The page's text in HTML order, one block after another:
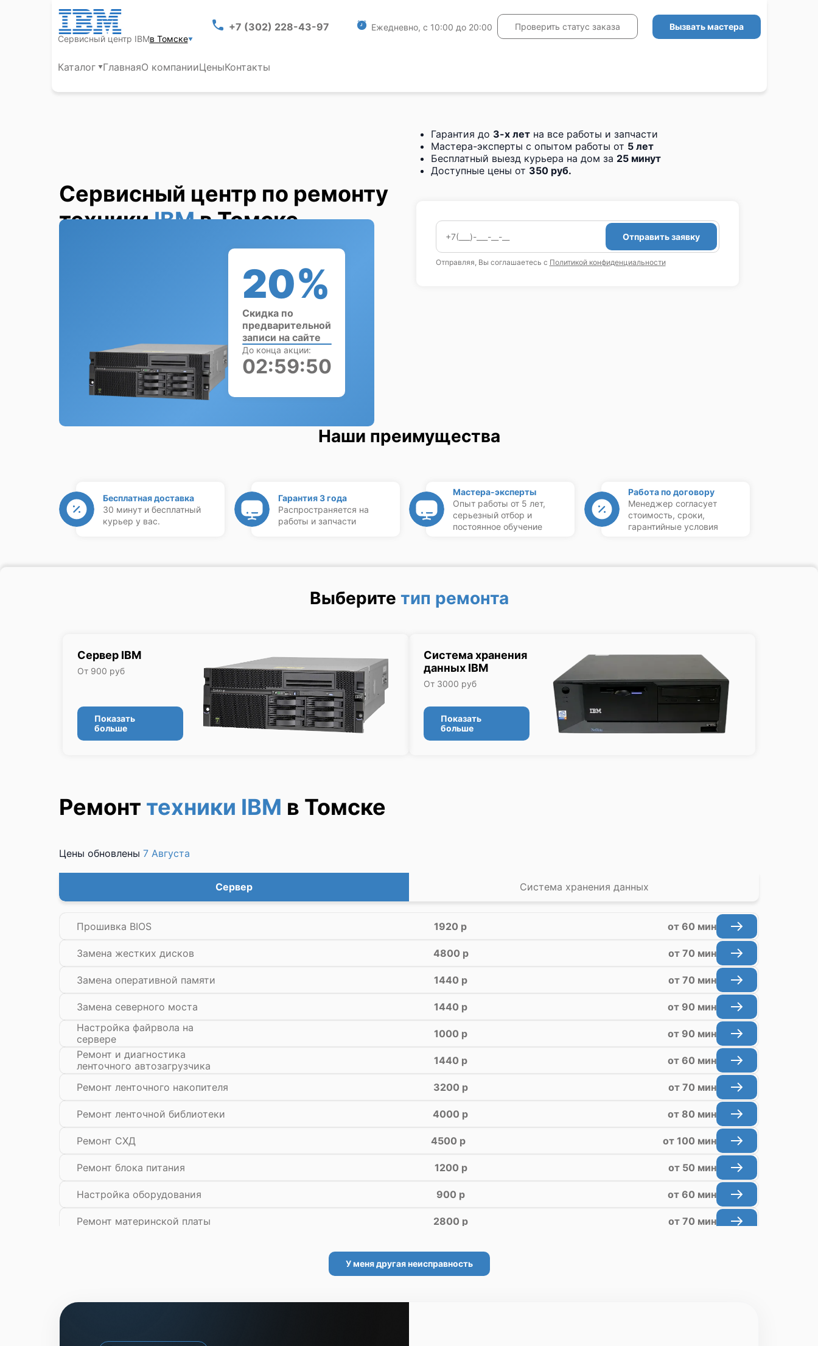
Сервисный центр IBMв Томске
+7 (302) 228-43-97 Ежедневно, с 10:00 до 20:00 Проверить статус заказа Вызвать мастера
Каталог ГлавнаяО компанииЦеныКонтакты
Сервисный центр по ремонту
техникиIBMв Томске
Гарантия до 3-х летна все работы и запчасти
Мастера-эксперты с опытом работы от 5 лет
Бесплатный выезд курьера на дом за 25 минут
Доступные цены от 350 руб.
Отправить заявку
Отправляя, Вы соглашаетесь с Политикой конфиденциальности
20%
Скидка по
предварительной
записи на сайте
До конца акции:
02:59:49
Наши преимущества
Бесплатная доставка
30 минут и бесплатный
курьер у вас.
Гарантия 3 года
Распространяется на
работы и запчасти
Мастера-эксперты
Опыт работы от 5 лет,
серьезный отбор и
постоянное обучение
Работа по договору
Менеджер согласует
стоимость, сроки,
гарантийные условия
Выберите тип ремонта
Сервер IBM
От 900 руб
Показать
больше
Система хранения
данных IBM
От 3000 руб
Показать
больше
Ремонт техники IBM в Томске
Цены обновлены 7 Августа
Сервер Система хранения данных
Прошивка BIOS 1920 р от 60 мин
Замена жестких дисков 4800 р от 70 мин
Замена оперативной памяти 1440 р от 70 мин
Замена северного моста 1440 р
от 90 мин
Настройка файрвола на
сервере
1000 р
от 90 мин
Ремонт и диагностика
ленточного автозагрузчика
1440 р от 60 мин
Ремонт ленточного накопителя 3200 р от 70 мин
Ремонт ленточной библиотеки 4000 р от 80 мин
Ремонт СХД 4500 р от 100 мин
Ремонт блока питания 1200 р от 50 мин
Настройка оборудования 900 р от 60 мин
Ремонт материнской платы 2800 р от 70 мин
2560 р
У меня другая неисправность